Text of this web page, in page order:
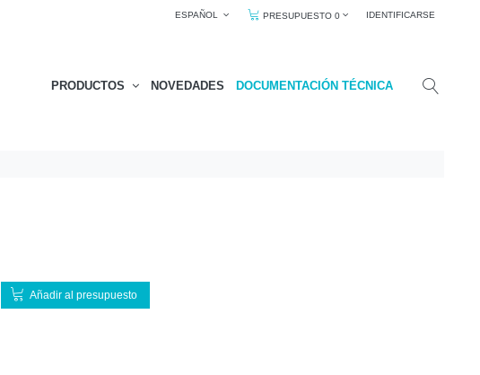
ESPAÑOL PRESUPUESTO 0 IDENTIFICARSE
PRODUCTOS NOVEDADES DOCUMENTACIÓN TÉCNICA
Añadir al presupuesto